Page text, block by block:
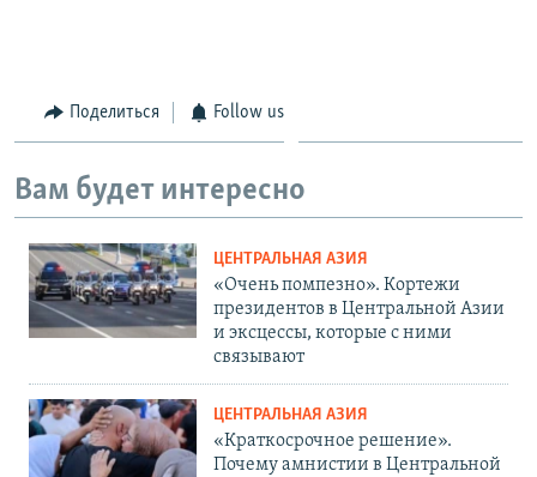
Поделиться Follow us
Вам будет интересно
ЦЕНТРАЛЬНАЯ АЗИЯ
«Очень помпезно». Кортежи
президентов в Центральной Азии
и эксцессы, которые с ними
связывают
ЦЕНТРАЛЬНАЯ АЗИЯ
«Краткосрочное решение».
Почему амнистии в Центральной